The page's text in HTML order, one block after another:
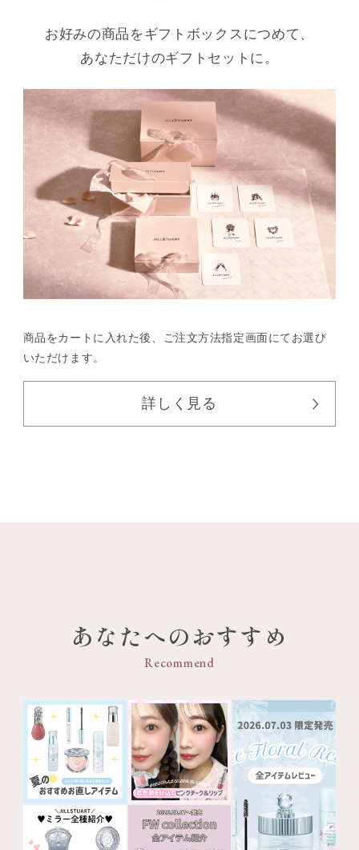
お好みの商品をギフトボックスにつめて、
あなただけのギフトセットに。
商品をカートに入れた後、
ご注文方法指定画面にてお選び
いただけます。
詳しく見る
あなたへのおすすめ
Recommend